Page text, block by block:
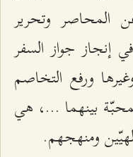
المحاصر وتحرير
إنجاز جواز السفر
ورفع التخاصم
بينهما ...، هي
ومنهجهم.